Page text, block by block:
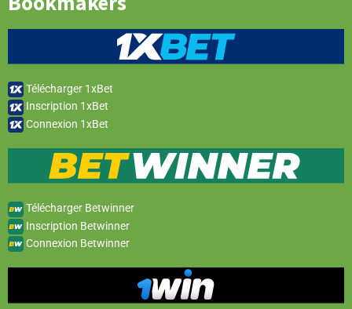
Télécharger 1xBet
Inscription 1xBet
Connexion 1xBet
Télécharger Betwinner
Inscription Betwinner
Connexion Betwinner